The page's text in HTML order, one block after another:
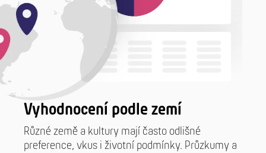
Vyhodnocení podle zemí
Různé země a kultury mají často odlišné
preference, vkus i životní podmínky. Průzkumy a